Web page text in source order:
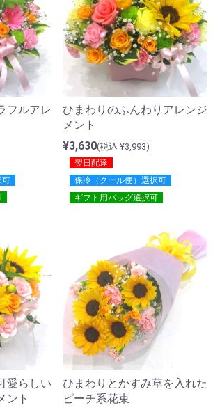
フルアレ
可
ひまわりのふんわりアレンジ
メント
¥3,630(税込 ¥3,993)
翌日配達
保冷（クール便）選択可
ギフト用バッグ選択可
愛らしい
ント
ひまわりとかすみ草を入れた
ピーチ系花束